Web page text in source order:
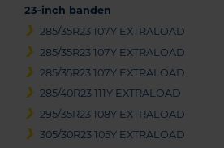
23-inch banden
285/35R23 107Y EXTRALOAD
285/35R23 107Y EXTRALOAD
285/35R23 107Y EXTRALOAD
285/40R23 111Y EXTRALOAD
295/35R23 108Y EXTRALOAD
305/30R23 105Y EXTRALOAD